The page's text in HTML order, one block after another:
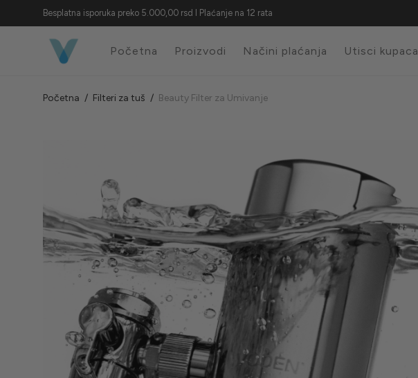
Besplatna isporuka preko 5.000,00 rsd I Plaćanje na 12 rata
Početna Proizvodi Načini plaćanja Utisci kupaca
Početna / Filteri za tuš / Beauty Filter za Umivanje